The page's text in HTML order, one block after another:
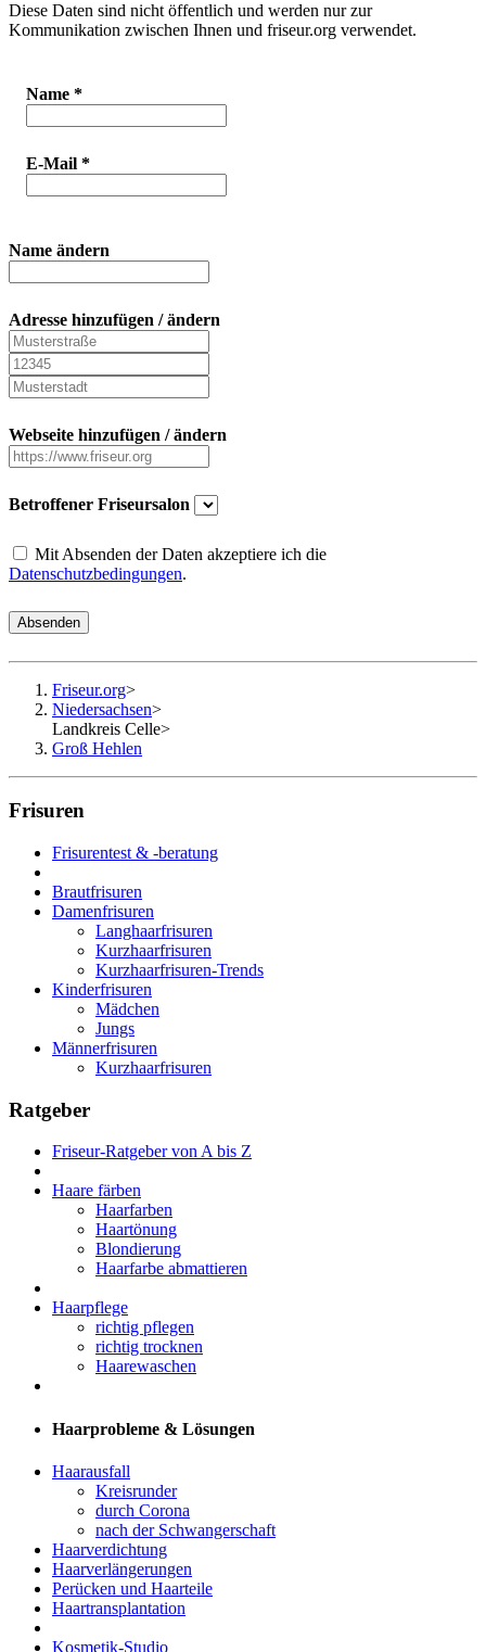
Diese Daten sind nicht öffentlich und werden nur zur
Kommunikation zwischen Ihnen und friseur.org verwendet.
Name *
E-Mail *
Name ändern
Adresse hinzufügen / ändern
Webseite hinzufügen / ändern
Betroffener Friseursalon
Mit Absenden der Daten akzeptiere ich die
Datenschutzbedingungen.
Absenden
Friseur.org>
Niedersachsen>
Landkreis Celle>
Groß Hehlen
Frisuren
Frisurentest & -beratung
Brautfrisuren
Damenfrisuren
Langhaarfrisuren
Kurzhaarfrisuren
Kurzhaarfrisuren-Trends
Kinderfrisuren
Mädchen
Jungs
Männerfrisuren
Kurzhaarfrisuren
Ratgeber
Friseur-Ratgeber von A bis Z
Haare färben
Haarfarben
Haartönung
Blondierung
Haarfarbe abmattieren
Haarpflege
richtig pflegen
richtig trocknen
Haarewaschen
Haarprobleme & Lösungen
Haarausfall
Kreisrunder
durch Corona
nach der Schwangerschaft
Haarverdichtung
Haarverlängerungen
Perücken und Haarteile
Haartransplantation
Kosmetik-Studio